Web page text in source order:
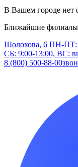
В Вашем городе нет
Ближайшие филиалы
Шолохова, 6 ПН-ПТ:
СБ: 9:00-13:00, ВС:
8 (800) 500-88-00